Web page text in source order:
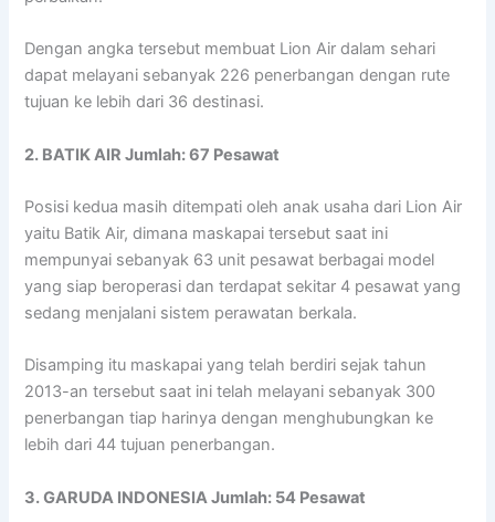
Dengan angka tersebut membuat Lion Air dalam sehari
dapat melayani sebanyak 226 penerbangan dengan rute
tujuan ke lebih dari 36 destinasi.
2. BATIK AIR Jumlah: 67 Pesawat
Posisi kedua masih ditempati oleh anak usaha dari Lion Air
yaitu Batik Air, dimana maskapai tersebut saat ini
mempunyai sebanyak 63 unit pesawat berbagai model
yang siap beroperasi dan terdapat sekitar 4 pesawat yang
sedang menjalani sistem perawatan berkala.
Disamping itu maskapai yang telah berdiri sejak tahun
2013-an tersebut saat ini telah melayani sebanyak 300
penerbangan tiap harinya dengan menghubungkan ke
lebih dari 44 tujuan penerbangan.
3. GARUDA INDONESIA Jumlah: 54 Pesawat